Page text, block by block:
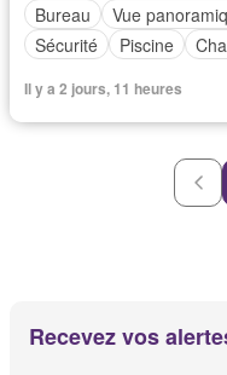
Bureau Vue
Sécurité
Piscine
Il y a 2 jours, 11 heures
Recevez vos